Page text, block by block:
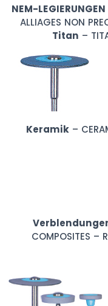
NEM-LEGIERUNGEN
ALLIAGES NON
Titan –
Keramik–
COMPOSITES –